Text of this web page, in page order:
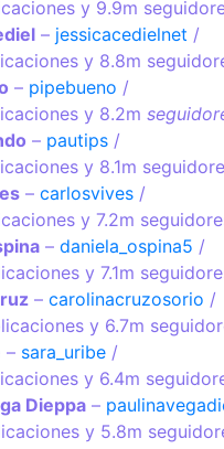
y 9.9m
– jessicacedielnet /
y 8.8m
– pipebueno /
y 8.2m
– pautips /
y 8.1m
–carlosvives /
y 7.2m
–daniela_ospina5 /
y 7.1m
–carolinacruzosorio /
y 6.7m
– sara_uribe /
y 6.4m
Dieppa –
y 5.8m